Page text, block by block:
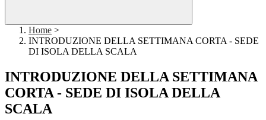
Home >
INTRODUZIONE DELLA SETTIMANA CORTA - SEDE
DI ISOLA DELLA SCALA
INTRODUZIONE DELLA SETTIMANA
CORTA - SEDE DI ISOLA DELLA
SCALA